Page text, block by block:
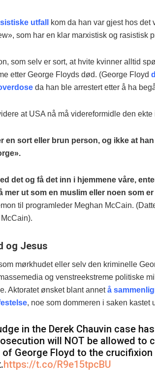
utfall
kom da han var gjest hos det
som har en klar marxistisk og rasistisk
som selv er sort, at hvite kvinner alltid
etter George Floyds død. (George Floyd
da han ble arrestert etter å ha
at USA nå må videreformidle den
en sort eller brun person, og ikke at
det og få det inn i hjemmene våre,
mer ut som en muslim eller noen som
til programleder Meghan McCain.
og Jesus
mørkhudet eller selv den kriminelle
og venstreekstreme politiske
Aktoratet ønsket blant annetå
, noe som dommeren i saken kastet
in the Derek Chauvin case
will NOT be allowed to
of George Floyd to the
https://t.co/R9e15tpcBU